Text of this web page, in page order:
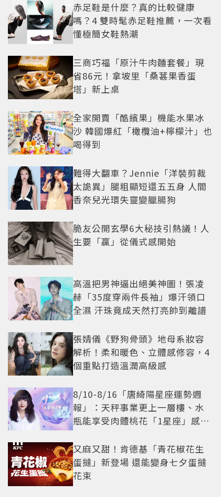
赤足鞋是什麼？真的比較健康
嗎？4 雙時髦赤足鞋推薦，一次看
懂極簡女鞋熱潮
三商巧福「原汁牛肉麵套餐」現
省86元！拿坡里「桑葚果香蛋
塔」新上桌
全家開賣「酷繽果」機能水果冰
沙 韓國爆紅「橄欖油+檸檬汁」也
喝得到
難得大翻車？Jennie「洋裝剪裁
太詭異」腿粗顯短還五五身 人間
香奈兒光環失靈變臘腸狗
脆友公開玄學6大秘技引熱議！人
生要「贏」從儀式感開始
高溫把男神逼出絕美神圖！張凌
赫「35度穿兩件長袖」爆汗領口
全濕 汗珠竟成天然打亮帥到離譜
張婧儀《野狗骨頭》地母系妝容
解析！柔和暖色、立體感修容，4
個重點打造溫潤高級感
8/10-8/16「唐綺陽星座運勢週
報」：天秤事業更上一層樓、水
瓶能享受肉體桃花「1星座」感情
又麻又甜！肯德基「青花椒花生
蛋撻」新登場 還能變身七夕蛋撻
花束